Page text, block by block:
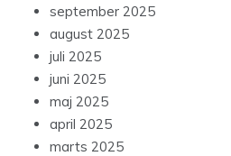
september 2025
august 2025
juli 2025
juni 2025
maj 2025
april 2025
marts 2025